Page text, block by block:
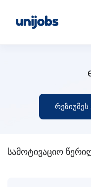
სამოტივაციო